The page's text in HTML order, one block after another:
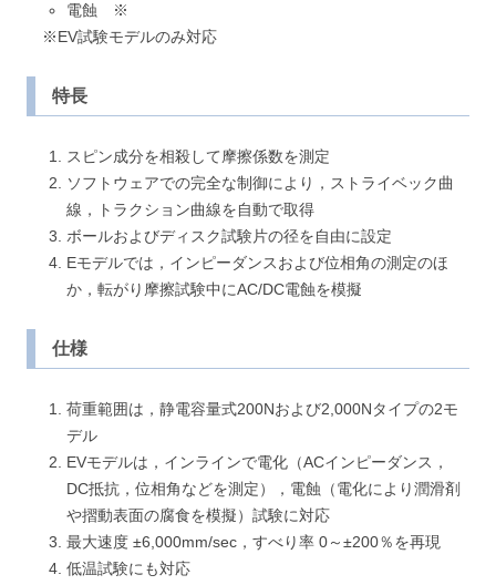
電蝕 ※
※EV試験モデルのみ対応
特長
スピン成分を相殺して摩擦係数を測定
ソフトウェアでの完全な制御により，ストライベック曲
線，トラクション曲線を自動で取得
ボールおよびディスク試験片の径を自由に設定
Eモデルでは，インピーダンスおよび位相角の測定のほ
か，転がり摩擦試験中にAC/DC電蝕を模擬
仕様
荷重範囲は，静電容量式200Nおよび2,000Nタイプの2モ
デル
EVモデルは，インラインで電化（ACインピーダンス，
DC抵抗，位相角などを測定），電蝕（電化により潤滑剤
や摺動表面の腐食を模擬）試験に対応
最大速度 ±6,000mm/sec，すべり率 0～±200％を再現
低温試験にも対応